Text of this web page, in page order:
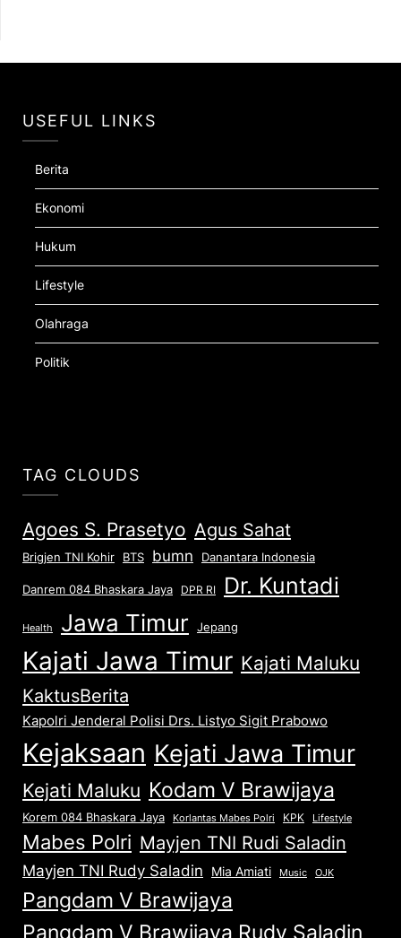
USEFUL LINKS
Berita
Ekonomi
Hukum
Lifestyle
Olahraga
Politik
TAG CLOUDS
Agoes S. Prasetyo Agus Sahat
Brigjen TNI Kohir BTS bumn Danantara Indonesia
Danrem 084 Bhaskara Jaya DPR RI Dr. Kuntadi
Health Jawa Timur Jepang
Kajati Jawa Timur Kajati Maluku
KaktusBerita
Kapolri Jenderal Polisi Drs. Listyo Sigit Prabowo
Kejaksaan Kejati Jawa Timur
Kejati Maluku Kodam V Brawijaya
Korem 084 Bhaskara Jaya Korlantas Mabes Polri KPK Lifestyle
Mabes Polri Mayjen TNI Rudi Saladin
Mayjen TNI Rudy Saladin Mia Amiati Music OJK
Pangdam V Brawijaya
Pangdam V Brawijaya Rudy Saladin